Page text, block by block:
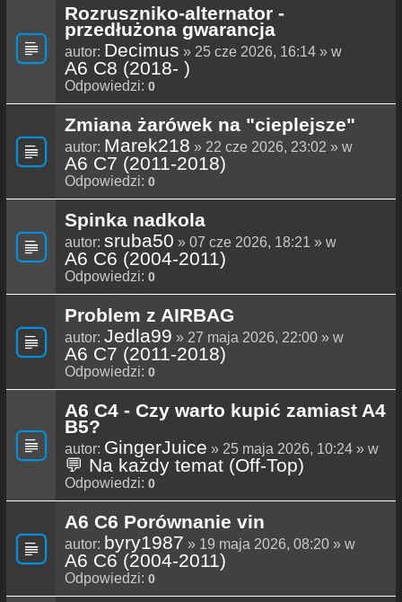
Rozruszniko-alternator -
przedłużona gwarancja
autor: Decimus » 25 cze 2026, 16:14 » w
A6 C8 (2018- )
Odpowiedzi: 0
Zmiana żarówek na "cieplejsze"
autor: Marek218 » 22 cze 2026, 23:02 » w
A6 C7 (2011-2018)
Odpowiedzi: 0
Spinka nadkola
autor: sruba50 » 07 cze 2026, 18:21 » w
A6 C6 (2004-2011)
Odpowiedzi: 0
Problem z AIRBAG
autor: Jedla99 » 27 maja 2026, 22:00 » w
A6 C7 (2011-2018)
Odpowiedzi: 0
A6 C4 - Czy warto kupić zamiast A4
B5?
autor: GingerJuice » 25 maja 2026, 10:24 » w
💬 Na każdy temat (Off-Top)
Odpowiedzi: 0
A6 C6 Porównanie vin
autor: byry1987 » 19 maja 2026, 08:20 » w
A6 C6 (2004-2011)
Odpowiedzi: 0